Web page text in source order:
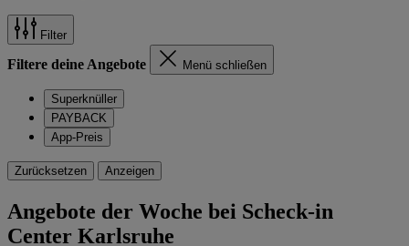
Filter
Filtere deine Angebote Menü schließen
Superknüller
PAYBACK
App-Preis
Zurücksetzen Anzeigen
Angebote der Woche bei Scheck-in
Center Karlsruhe